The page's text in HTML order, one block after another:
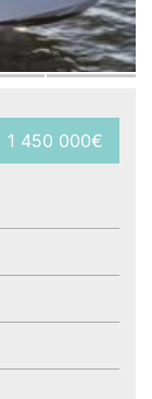
1 450 000€